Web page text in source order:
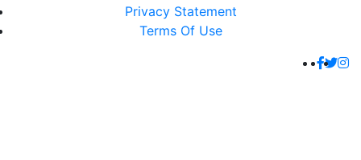
Privacy Statement
Terms Of Use